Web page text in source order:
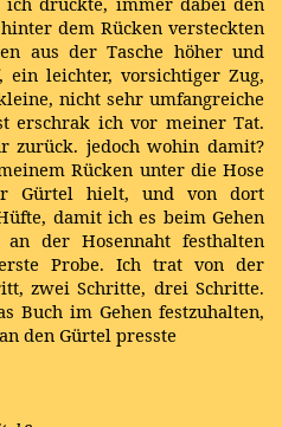
dem Rücken versteckten
aus der Tasche höher und
leichter, vorsichtiger Zug,
nicht sehr umfangreiche
erschrak ich vor meiner Tat.
zurück. jedoch wohin damit?
Rücken unter die Hose
Gürtel hielt, und von dort
damit ich es beim Gehen
der Hosennaht festhalten
Probe. Ich trat von der
zwei Schritte, drei Schritte.
Buch im Gehen festzuhalten,
den Gürtel presste